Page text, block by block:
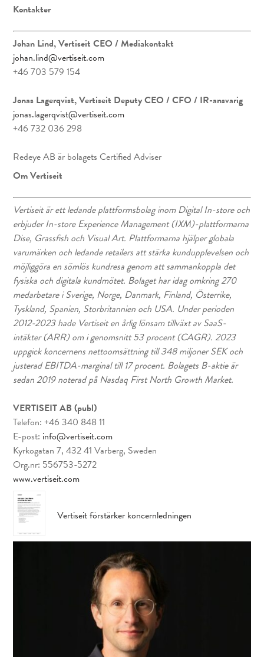
Kontakter
Johan Lind, Vertiseit CEO / Mediakontakt
johan.lind@vertiseit.com
+46 703 579 154
Jonas Lagerqvist, Vertiseit Deputy CEO / CFO / IR-ansvarig
jonas.lagerqvist@vertiseit.com
+46 732 036 298
Redeye AB är bolagets Certified Adviser
Om Vertiseit
Vertiseit är ett ledande plattformsbolag inom Digital In-store och
erbjuder In-store Experience Management (IXM)-plattformarna
Dise, Grassfish och Visual Art. Plattformarna hjälper globala
varumärken och ledande retailers att stärka kundupplevelsen och
möjliggöra en sömlös kundresa genom att sammankoppla det
fysiska och digitala kundmötet. Bolaget har idag omkring 270
medarbetare i Sverige, Norge, Danmark, Finland, Österrike,
Tyskland, Spanien, Storbritannien och USA. Under perioden
2012-2023 hade Vertiseit en årlig lönsam tillväxt av SaaS-
intäkter (ARR) om i genomsnitt 53 procent (CAGR). 2023
uppgick koncernens nettoomsättning till 348 miljoner SEK och
justerad EBITDA-marginal till 17 procent. Bolagets B-aktie är
sedan 2019 noterad på Nasdaq First North Growth Market.
VERTISEIT AB (publ)
Telefon: +46 340 848 11
E-post: info@vertiseit.com
Kyrkogatan 7, 432 41 Varberg, Sweden
Org.nr: 556753-5272
www.vertiseit.com
Vertiseit förstärker koncernledningen